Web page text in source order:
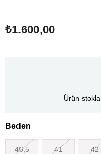
₺1.600,00
Ürün
Beden
40,5 41 42